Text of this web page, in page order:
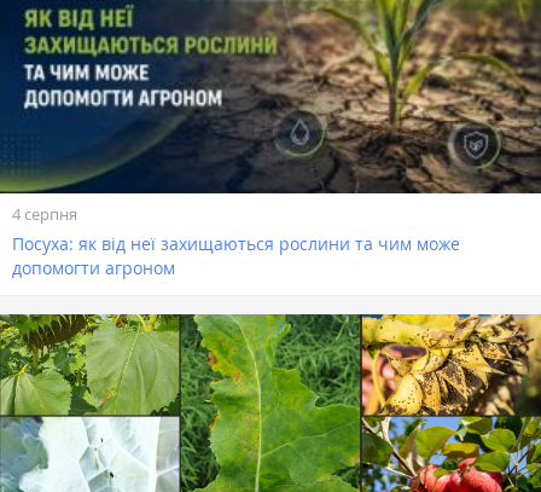
4 серпня
Посуха: як від неї захищаються рослини та чим може
допомогти агроном